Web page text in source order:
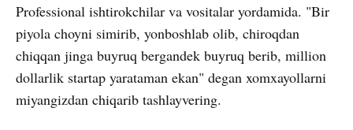
Professional ishtirokchilar va vositalar yordamida. "Bir
piyola choyni simirib, yonboshlab olib, chiroqdan
chiqqan jinga buyruq bergandek buyruq berib, million
dollarlik startap yarataman ekan" degan xomxayollarni
miyangizdan chiqarib tashlayvering.